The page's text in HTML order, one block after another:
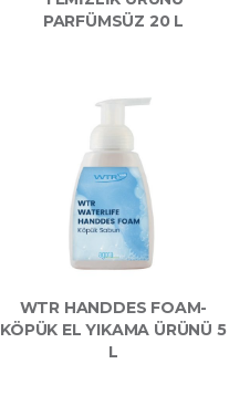
PARFÜMSÜZ 20 L
WTR HANDDES FOAM-
KÖPÜK EL YIKAMA ÜRÜNÜ 5
L